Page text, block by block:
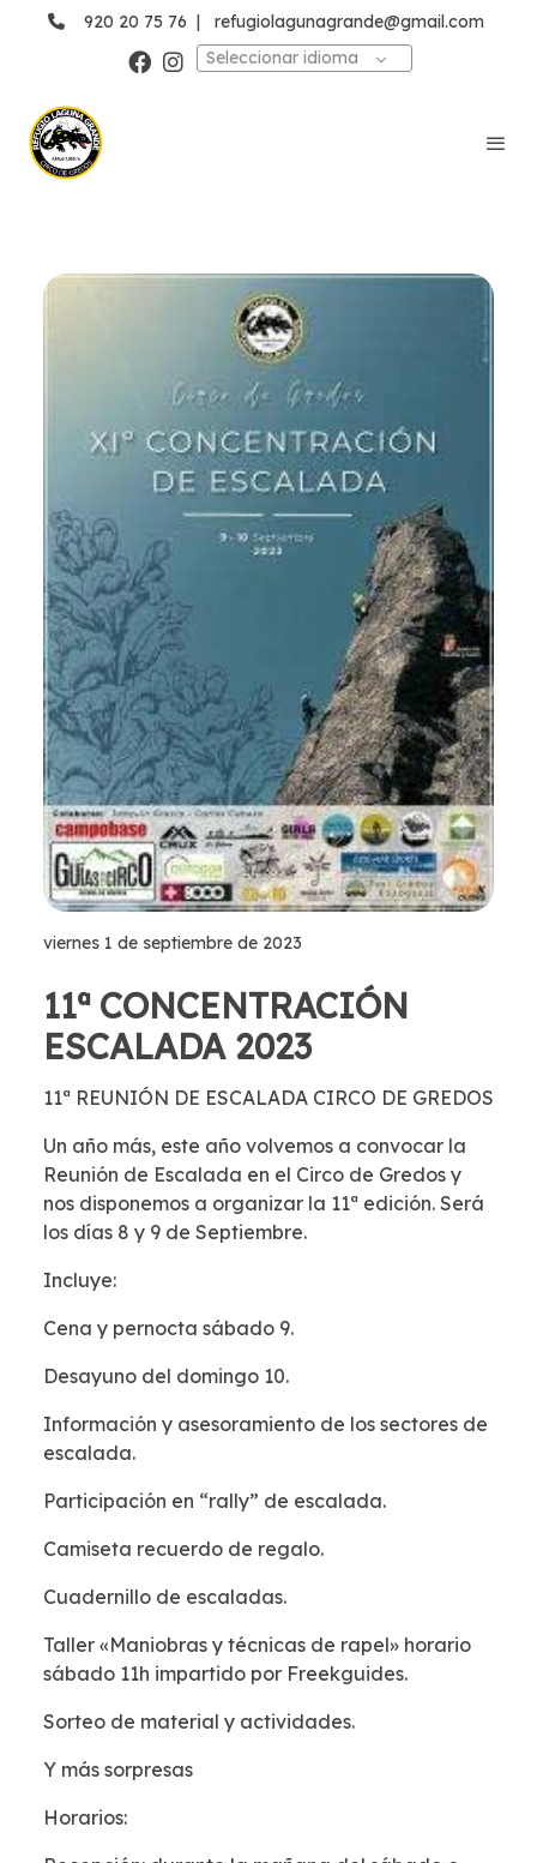
920 20 75 76 |
refugiolagunagrande@gmail.com
Seleccionar idioma
viernes 1 de septiembre de 2023
11ª CONCENTRACIÓN
ESCALADA 2023
11ª REUNIÓN DE ESCALADA CIRCO DE GREDOS
Un año más, este año volvemos a convocar la
Reunión de Escalada en el Circo de Gredos y
nos disponemos a organizar la 11ª edición. Será
los días 8 y 9 de Septiembre.
Incluye:
Cena y pernocta sábado 9.
Desayuno del domingo 10.
Información y asesoramiento de los sectores de
escalada.
Participación en “rally” de escalada.
Camiseta recuerdo de regalo.
Cuadernillo de escaladas.
Taller «Maniobras y técnicas de rapel» horario
sábado 11h impartido por Freekguides.
Sorteo de material y actividades.
Y más sorpresas
Horarios: